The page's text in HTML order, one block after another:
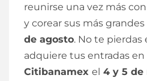
reunirse una vez más
y corear sus más
de agosto. No te
adquiere tus entradas en
Citibanamex el 4 y 5 de